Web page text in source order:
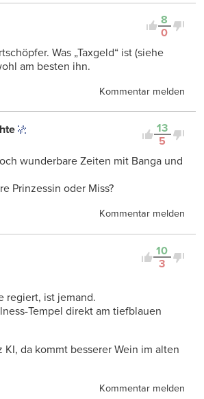
8
0
Was „Taxgeld“ ist (siehe
am besten ihn.
Kommentar melden
13
5
wunderbare Zeiten mit Banga und
Prinzessin oder Miss?
Kommentar melden
10
3
regiert, ist jemand.
Tempel direkt am tiefblauen
KI, da kommt besserer Wein im alten
Kommentar melden